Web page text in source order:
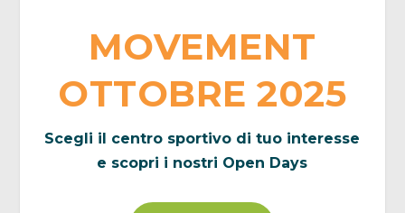
MOVEMENT
OTTOBRE 2025
Scegli il centro sportivo di tuo interesse
e scopri i nostri Open Days